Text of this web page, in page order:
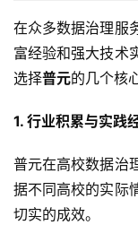
们
在众多数据治理服
富经验和强大技术
选择普元的几个核
1. 行业积累与实践
普元在高校数据治
据不同高校的实际
切实的成效。